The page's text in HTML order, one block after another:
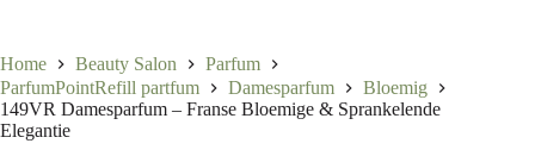
Home Beauty Salon
Parfum
ParfumPointRefill partfum
Damesparfum
Bloemig
149VR Damesparfum – Franse Bloemige & Sprankelende
Elegantie